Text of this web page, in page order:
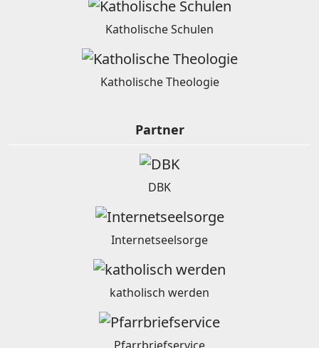
Katholische Schulen
Katholische Theologie
Partner
DBK
Internetseelsorge
katholisch werden